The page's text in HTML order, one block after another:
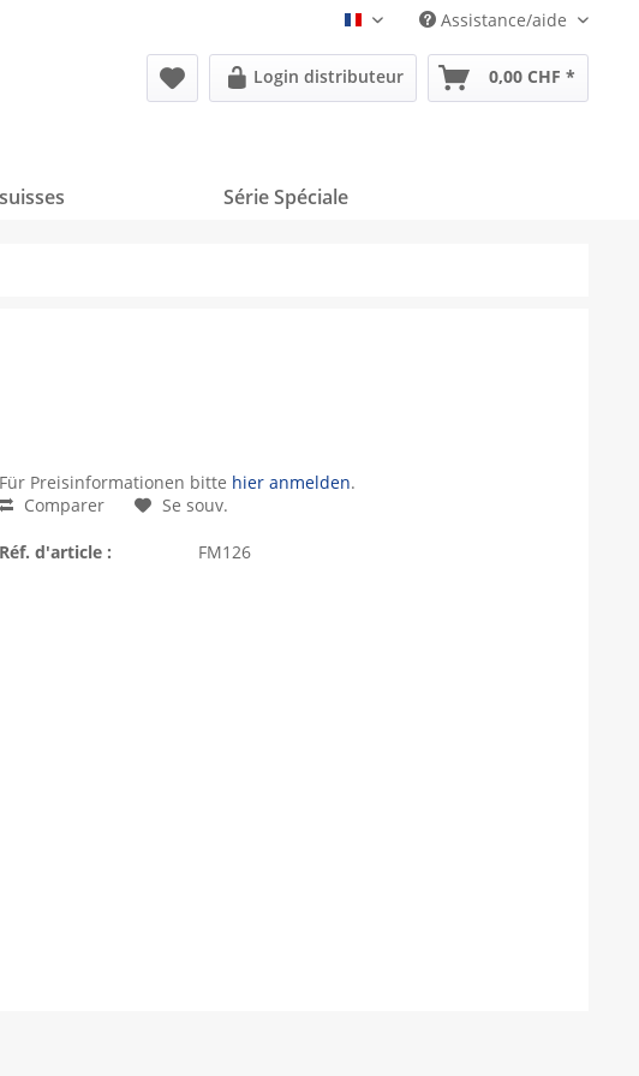
FranzösischAssistance/aide
Login distributeur 0,00 CHF *
Série Spéciale
Für Preisinformationen bitte hier anmelden.
Comparer
Se souv.
Réf. d'article : FM126